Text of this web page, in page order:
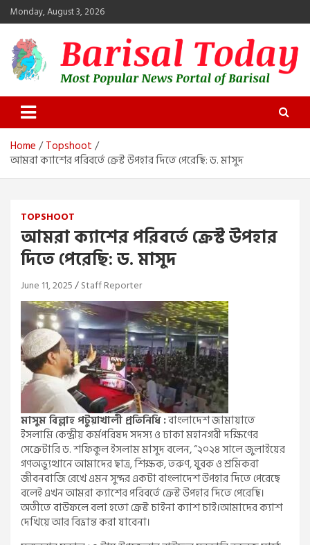
Skip
to
content
Monday, August 3, 2026
Barisal Today
The Most Popular News Portal in Barisal
Home
Topshoot
আমরা ক্যাশের পরিবর্তে ক্রেস্ট উপহার দিতে পেরেছি: ড. মাসুদ
TOPSHOOT
আমরা ক্যাশের পরিবর্তে ক্রেস্ট উপহার
দিতে পেরেছি: ড. মাসুদ
June 11, 2025 Staff Reporter
মাসুম বিল্লাহ পটুয়াখালী প্রতিনিধি :বাংলাদেশ জামায়াতে
ইসলামি কেন্দ্রীয় কর্মপরিষদ সদস্য ও ঢাকা মহানগরী দক্ষিণের
সেক্রেটারি ড. শফিকুল ইসলাম মাসুদ বলেন, “২০২৪ সালে জুলাইয়ের
গণঅভ্যুত্থানে আমাদের ছাত্র, শিক্ষক, তরুণ, যুবক ও শ্রমিকরা
জীবনবাজি রেখে এমন সুন্দর একটা বাংলাদেশ উপহার দিতে পেরেছে
বলেই এখন আমরা ক্যাশের পরিবর্তে ক্রেস্ট উপহার দিতে পেরেছি।
অতীতে বাউফলে বলা হতো ক্রেস্ট চাইনা ক্যাশ চাই।আমাদের ক্যাশ
দেখিয়ে আর বিভ্রান্ত করা যাবেনা।